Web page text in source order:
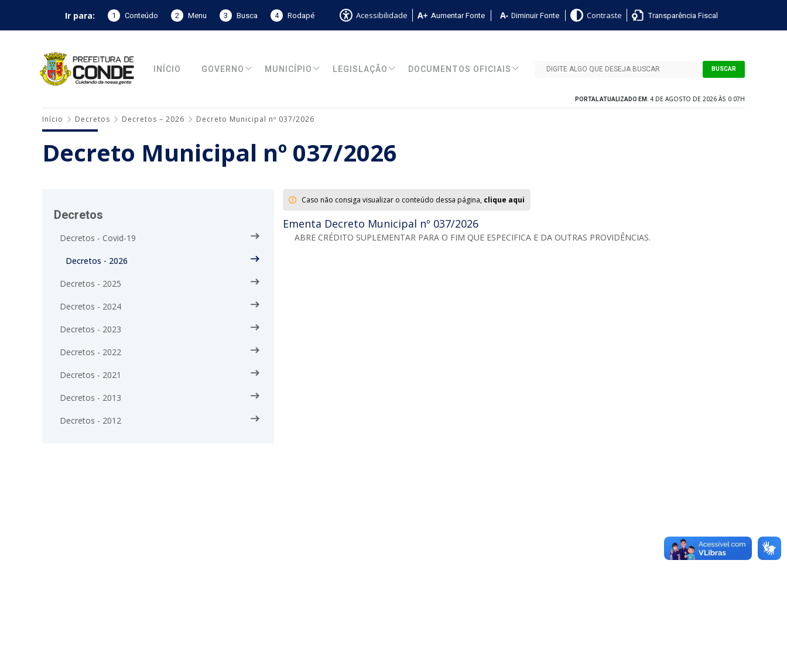
Ir para: 1 Conteúdo 2 Menu 3 Busca 4 Rodapé Acessibilidade Aumentar Fonte Diminuir Fonte Contraste Transparência Fiscal
INÍCIO GOVERNO MUNICÍPIO LEGISLAÇÃO DOCUMENTOS OFICIAIS BUSCAR
PORTAL ATUALIZADO EM: 4 DE AGOSTO DE 2026 ÀS 0:07H
Início Decretos Decretos – 2026 Decreto Municipal nº 037/2026
Decreto Municipal nº 037/2026
Decretos
Decretos - Covid-19
Decretos - 2026
Decretos - 2025
Decretos - 2024
Decretos - 2023
Decretos - 2022
Decretos - 2021
Decretos - 2013
Decretos - 2012
Caso não consiga visualizar o conteúdo dessa página, clique aqui
Ementa Decreto Municipal nº 037/2026
ABRE CRÉDITO SUPLEMENTAR PARA O FIM QUE ESPECIFICA E DA OUTRAS PROVIDÊNCIAS.